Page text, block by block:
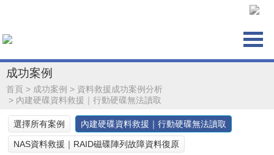
成功案例
首頁 > 成功案例 > 資料救援成功案例分析
> 內建硬碟資料救援｜行動硬碟無法讀取
選擇所有案例 內建硬碟資料救援｜行動硬碟無法讀取
NAS資料救援｜RAID磁碟陣列故障資料復原